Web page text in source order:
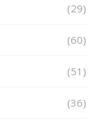
(29)
(60)
(51)
(36)